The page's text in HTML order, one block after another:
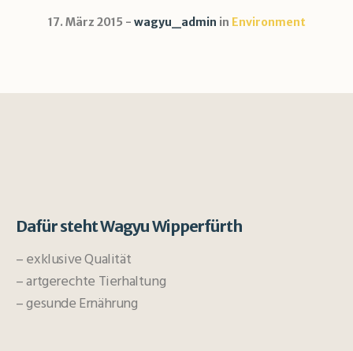
17. März 2015 wagyu_admin in Environment
Dafür steht Wagyu Wipperfürth
– exklusive Qualität
– artgerechte Tierhaltung
– gesunde Ernährung